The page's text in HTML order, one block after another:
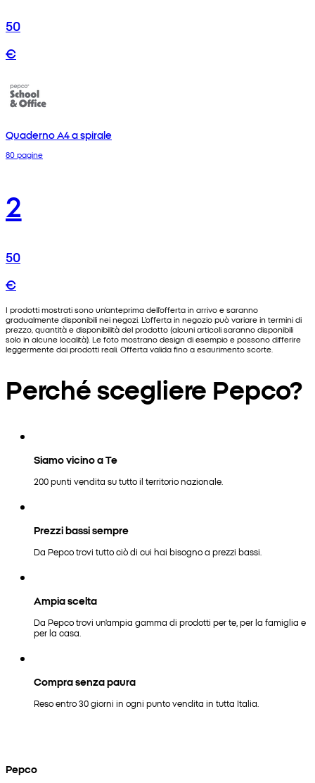
50
€
Quaderno A4 a spirale
80 pagine
2
50
€
I prodotti mostrati sono un'anteprima dell'offerta in arrivo e saranno
gradualmente disponibili nei negozi. L'offerta in negozio può variare in termini di
prezzo, quantità e disponibilità del prodotto (alcuni articoli saranno disponibili
solo in alcune località). Le foto mostrano design di esempio e possono differire
leggermente dai prodotti reali. Offerta valida fino a esaurimento scorte.
Perché scegliere Pepco?
Siamo vicino a Te
200 punti vendita su tutto il territorio nazionale.
Prezzi bassi sempre
Da Pepco trovi tutto ciò di cui hai bisogno a prezzi bassi.
Ampia scelta
Da Pepco trovi un'ampia gamma di prodotti per te, per la famiglia e
per la casa.
Compra senza paura
Reso entro 30 giorni in ogni punto vendita in tutta Italia.
Pepco